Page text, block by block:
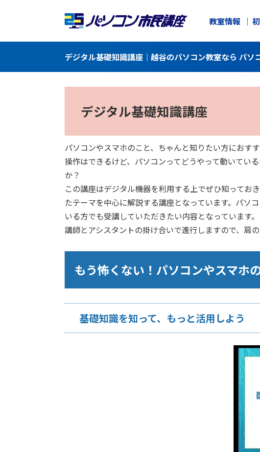
教室情報
デジタル基礎知識講座｜越谷のパソコン教室なら パソ
デジタル基礎知識講座
パソコンやスマホのこと、ちゃんと知りたい方におすす
操作はできるけど、パソコンってどうやって動いてい
か？
この講座はデジタル機器を利用する上でぜひ知ってお
たテーマを中心に解説する講座となっています。パソ
いる方でも受講していただきたい内容となっています。
講師とアシスタントの掛け合いで進行しますので、肩
もう怖くない！パソコンやスマホ
基礎知識を知って、もっと活用しよう